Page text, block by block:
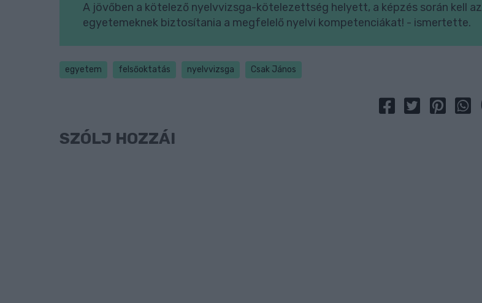
A jövőben a kötelező nyelvvizsga-kötelezettség helyett, a képzés során kell az
egyetemeknek biztosítania a megfelelő nyelvi kompetenciákat! - ismertette.
egyetem felsőoktatás nyelvvizsga Csak János
SZÓLJ HOZZÁ!